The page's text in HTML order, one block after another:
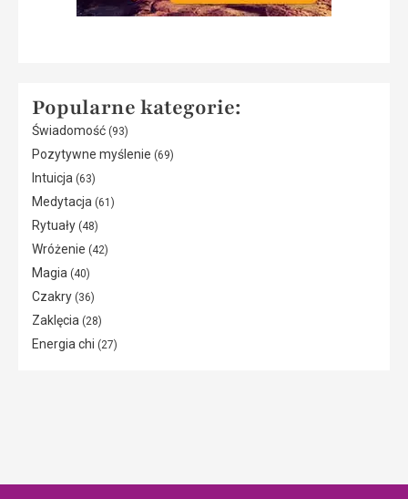
Popularne kategorie:
Świadomość (93)
Pozytywne myślenie (69)
Intuicja (63)
Medytacja (61)
Rytuały (48)
Wróżenie (42)
Magia (40)
Czakry (36)
Zaklęcia (28)
Energia chi (27)